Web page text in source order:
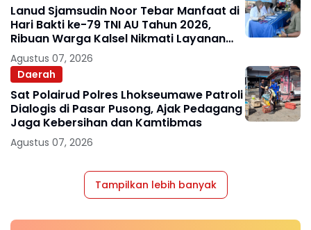
Lanud Sjamsudin Noor Tebar Manfaat di
Hari Bakti ke-79 TNI AU Tahun 2026,
Ribuan Warga Kalsel Nikmati Layanan
Kesehatan Gratis dan Bazar UMKM
Murah
Agustus 07, 2026
Daerah
Sat Polairud Polres Lhokseumawe Patroli
Dialogis di Pasar Pusong, Ajak Pedagang
Jaga Kebersihan dan Kamtibmas
Agustus 07, 2026
Tampilkan lebih banyak